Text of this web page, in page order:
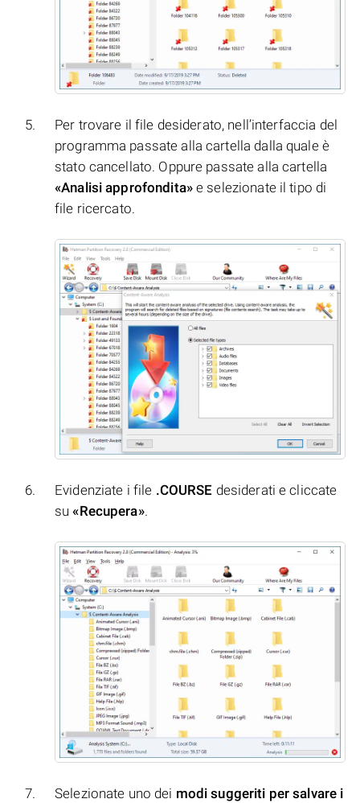
Per trovare il file desiderato, nell’interfaccia del
programma passate alla cartella dalla quale è
stato cancellato. Oppure passate alla cartella
«Analisi approfondita»e selezionate il tipo di
file ricercato.
Evidenziate i file .COURSE desiderati e cliccate
su«Recupera».
Selezionate uno dei modi suggeriti per salvare i